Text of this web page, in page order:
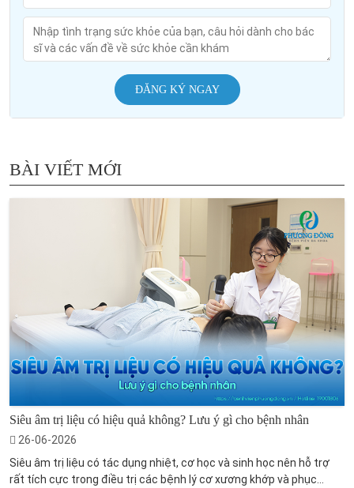
ĐĂNG KÝ NGAY
BÀI VIẾT MỚI
Siêu âm trị liệu có hiệu quả không? Lưu ý gì cho bệnh nhân
26-06-2026
Siêu âm trị liệu có tác dụng nhiệt, cơ học và sinh học nên hỗ trợ
rất tích cực trong điều trị các bệnh lý cơ xương khớp và phục...